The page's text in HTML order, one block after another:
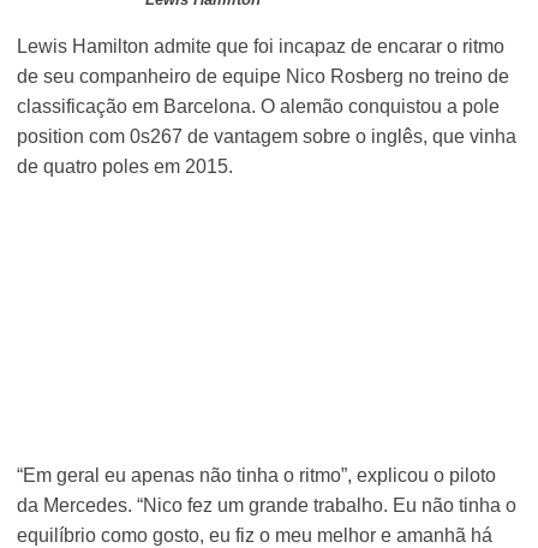
Lewis Hamilton admite que foi incapaz de encarar o ritmo
de seu companheiro de equipe Nico Rosberg no treino de
classificação em Barcelona. O alemão conquistou a pole
position com 0s267 de vantagem sobre o inglês, que vinha
de quatro poles em 2015.
“Em geral eu apenas não tinha o ritmo”, explicou o piloto
da Mercedes. “Nico fez um grande trabalho. Eu não tinha o
equilíbrio como gosto, eu fiz o meu melhor e amanhã há